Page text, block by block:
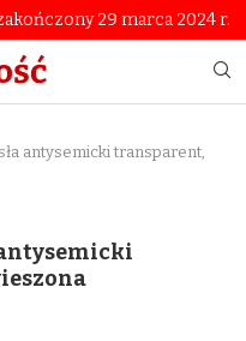
29 marca 2024 r.
antysemicki transparent,